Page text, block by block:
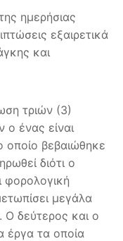
ημερήσιας
εξαιρετικά
και
τριών (3)
ένας είναι
οποίο βεβαιώθηκε
διότι ο
φορολογική
μεγάλα
Ο δεύτερος και ο
έργα τα οποία